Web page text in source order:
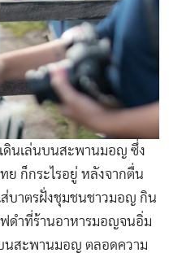
ดินเล่นบนสะพานมอญ ซึ่ง
ย ก็กระไรอยู่ หลังจากตื่น
ส่บาตรฝั่งชุมชนชาวมอญ กิน
ดำที่ร้านอาหารมอญจนอิ่ม
นสะพานมอญ ตลอดความ